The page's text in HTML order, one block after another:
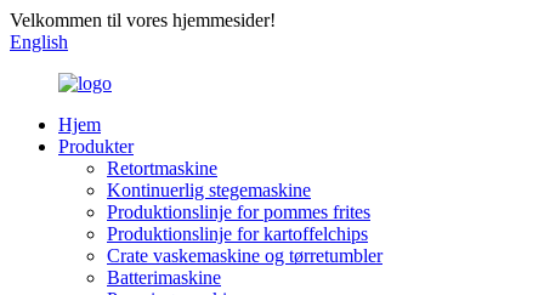
Velkommen til vores hjemmesider!
English
Hjem
Produkter
Retortmaskine
Kontinuerlig stegemaskine
Produktionslinje for pommes frites
Produktionslinje for kartoffelchips
Crate vaskemaskine og tørretumbler
Batterimaskine